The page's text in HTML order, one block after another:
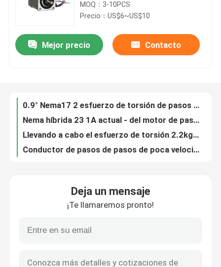
Productos
Sobre nosotros
Control de calidad
Éntrenos en contacto con
motor servomotor paso a paso integrado
Servomotor de corriente continua integrado
Motor sin cepillo de DC
MOQ：3-10PCS
Precio：US$6~US$10
Mejor precio Contacto
Conductor de pasos de pasos de poca velocidad del esfuerzo de torsión del motor los 8.5N.M del lazo cerrado de la nema que se sostiene 34 con el codificador para la máquina del CNC
El motor de pasos de la nema 34 del sistema HSD86 del motor de pasos del lazo cerrado con alto del codificador aprieta el 12N.M 6A para el motor servo del CNC
esfuerzo de torsión que se sostiene cerrado del control de lazo del motor de pasos de 60m m los 4.0N.M para la máquina industrial
Esfuerzo de torsión servo del motor los 2.8N.M del CNC de la nema 23 57m m del motor de pasos del lazo cerrado alto para el router del CNC
Deja un mensaje
¡Te llamaremos pronto!